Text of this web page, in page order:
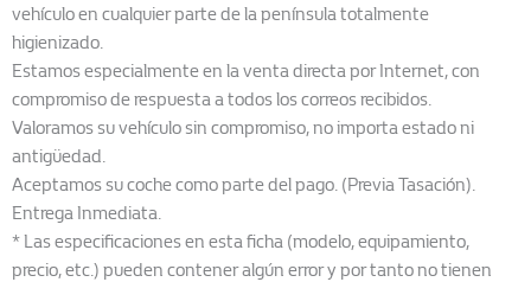
vehículo en cualquier parte de la península totalmente
higienizado.
Estamos especialmente en la venta directa por Internet, con
compromiso de respuesta a todos los correos recibidos.
Valoramos su vehículo sin compromiso, no importa estado ni
antigüedad.
Aceptamos su coche como parte del pago. (Previa Tasación).
Entrega Inmediata.
* Las especificaciones en esta ficha (modelo, equipamiento,
precio, etc.) pueden contener algún error y por tanto no tienen